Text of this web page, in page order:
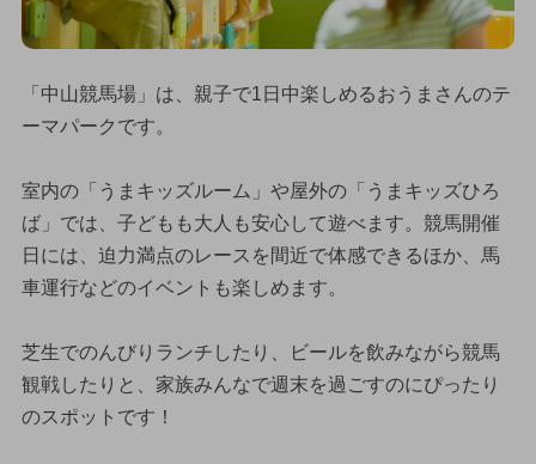
「中山競馬場」は、親子で1日中楽しめるおうまさんのテ
ーマパークです。
室内の「うまキッズルーム」や屋外の「うまキッズひろ
ば」では、子どもも大人も安心して遊べます。競馬開催
日には、迫力満点のレースを間近で体感できるほか、馬
車運行などのイベントも楽しめます。
芝生でのんびりランチしたり、ビールを飲みながら競馬
観戦したりと、家族みんなで週末を過ごすのにぴったり
のスポットです！